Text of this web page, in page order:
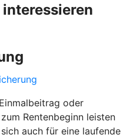
interessieren
oder
Rentenbeginn leisten
auch für eine laufende